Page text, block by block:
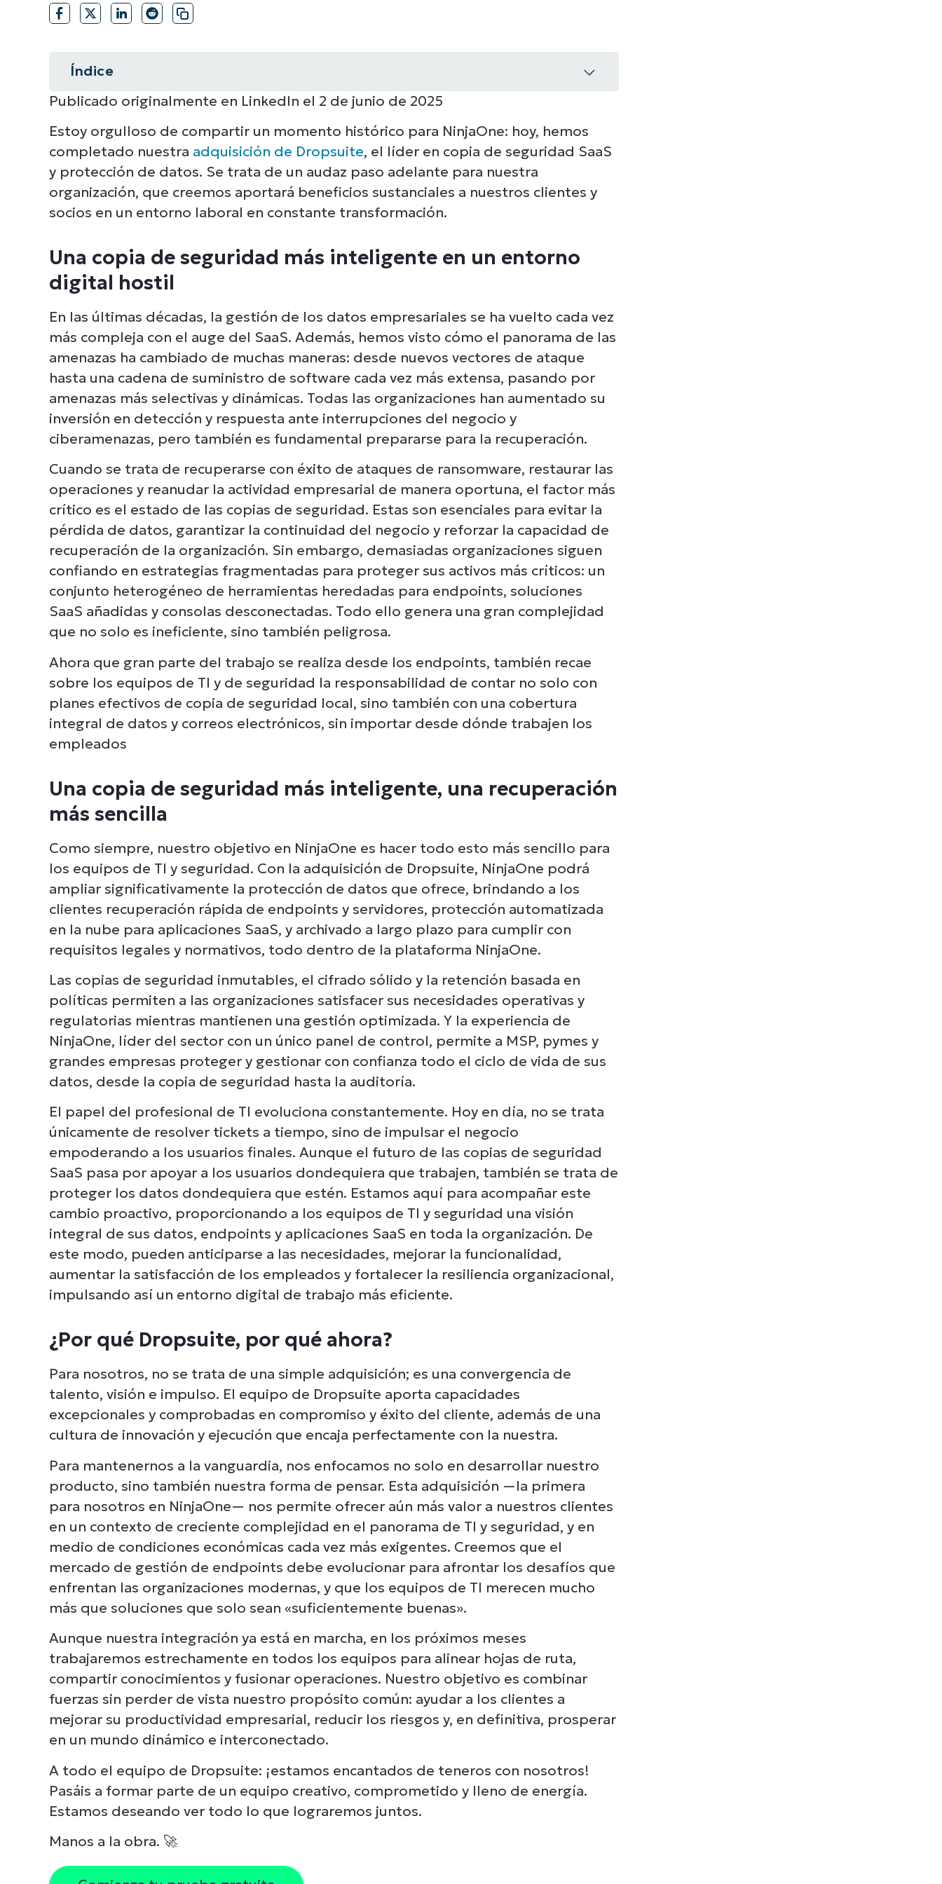
Índice
Resumen instantáneo
Una copia de seguridad más inteligente en un entorno digital hostil
Una copia de seguridad más inteligente, una recuperación más sencilla
¿Por qué Dropsuite, por qué ahora?
Publicado originalmente en LinkedIn el 2 de junio de 2025
Estoy orgulloso de compartir un momento histórico para NinjaOne: hoy, hemos
completado nuestra adquisición de Dropsuite, el líder en copia de seguridad SaaS
y protección de datos. Se trata de un audaz paso adelante para nuestra
organización, que creemos aportará beneficios sustanciales a nuestros clientes y
socios en un entorno laboral en constante transformación.
Una copia de seguridad más inteligente en un entorno
digital hostil
En las últimas décadas, la gestión de los datos empresariales se ha vuelto cada vez
más compleja con el auge del SaaS. Además, hemos visto cómo el panorama de las
amenazas ha cambiado de muchas maneras: desde nuevos vectores de ataque
hasta una cadena de suministro de software cada vez más extensa, pasando por
amenazas más selectivas y dinámicas. Todas las organizaciones han aumentado su
inversión en detección y respuesta ante interrupciones del negocio y
ciberamenazas, pero también es fundamental prepararse para la recuperación.
Cuando se trata de recuperarse con éxito de ataques de ransomware, restaurar las
operaciones y reanudar la actividad empresarial de manera oportuna, el factor más
crítico es el estado de las copias de seguridad. Estas son esenciales para evitar la
pérdida de datos, garantizar la continuidad del negocio y reforzar la capacidad de
recuperación de la organización. Sin embargo, demasiadas organizaciones siguen
confiando en estrategias fragmentadas para proteger sus activos más críticos: un
conjunto heterogéneo de herramientas heredadas para endpoints, soluciones
SaaS añadidas y consolas desconectadas. Todo ello genera una gran complejidad
que no solo es ineficiente, sino también peligrosa.
Ahora que gran parte del trabajo se realiza desde los endpoints, también recae
sobre los equipos de TI y de seguridad la responsabilidad de contar no solo con
planes efectivos de copia de seguridad local, sino también con una cobertura
integral de datos y correos electrónicos, sin importar desde dónde trabajen los
empleados
Una copia de seguridad más inteligente, una recuperación
más sencilla
Como siempre, nuestro objetivo en NinjaOne es hacer todo esto más sencillo para
los equipos de TI y seguridad. Con la adquisición de Dropsuite, NinjaOne podrá
ampliar significativamente la protección de datos que ofrece, brindando a los
clientes recuperación rápida de endpoints y servidores, protección automatizada
en la nube para aplicaciones SaaS, y archivado a largo plazo para cumplir con
requisitos legales y normativos, todo dentro de la plataforma NinjaOne.
Las copias de seguridad inmutables, el cifrado sólido y la retención basada en
políticas permiten a las organizaciones satisfacer sus necesidades operativas y
regulatorias mientras mantienen una gestión optimizada. Y la experiencia de
NinjaOne, líder del sector con un único panel de control, permite a MSP, pymes y
grandes empresas proteger y gestionar con confianza todo el ciclo de vida de sus
datos, desde la copia de seguridad hasta la auditoría.
El papel del profesional de TI evoluciona constantemente. Hoy en día, no se trata
únicamente de resolver tickets a tiempo, sino de impulsar el negocio
empoderando a los usuarios finales. Aunque el futuro de las copias de seguridad
SaaS pasa por apoyar a los usuarios dondequiera que trabajen, también se trata de
proteger los datos dondequiera que estén. Estamos aquí para acompañar este
cambio proactivo, proporcionando a los equipos de TI y seguridad una visión
integral de sus datos, endpoints y aplicaciones SaaS en toda la organización. De
este modo, pueden anticiparse a las necesidades, mejorar la funcionalidad,
aumentar la satisfacción de los empleados y fortalecer la resiliencia organizacional,
impulsando así un entorno digital de trabajo más eficiente.
¿Por qué Dropsuite, por qué ahora?
Para nosotros, no se trata de una simple adquisición; es una convergencia de
talento, visión e impulso. El equipo de Dropsuite aporta capacidades
excepcionales y comprobadas en compromiso y éxito del cliente, además de una
cultura de innovación y ejecución que encaja perfectamente con la nuestra.
Para mantenernos a la vanguardia, nos enfocamos no solo en desarrollar nuestro
producto, sino también nuestra forma de pensar. Esta adquisición —la primera
para nosotros en NinjaOne— nos permite ofrecer aún más valor a nuestros clientes
en un contexto de creciente complejidad en el panorama de TI y seguridad, y en
medio de condiciones económicas cada vez más exigentes. Creemos que el
mercado de gestión de endpoints debe evolucionar para afrontar los desafíos que
enfrentan las organizaciones modernas, y que los equipos de TI merecen mucho
más que soluciones que solo sean «suficientemente buenas».
Aunque nuestra integración ya está en marcha, en los próximos meses
trabajaremos estrechamente en todos los equipos para alinear hojas de ruta,
compartir conocimientos y fusionar operaciones. Nuestro objetivo es combinar
fuerzas sin perder de vista nuestro propósito común: ayudar a los clientes a
mejorar su productividad empresarial, reducir los riesgos y, en definitiva, prosperar
en un mundo dinámico e interconectado.
A todo el equipo de Dropsuite: ¡estamos encantados de teneros con nosotros!
Pasáis a formar parte de un equipo creativo, comprometido y lleno de energía.
Estamos deseando ver todo lo que lograremos juntos.
Manos a la obra. 🚀
Descubre NinjaOne en
acción
Explora nuestras demos bajo demanda y descubre
cómo NinjaOne simplifica tareas de TI como la gestión
de endpoints, el parcheo, el MDM, la gestión de tickets y
Explora las demos